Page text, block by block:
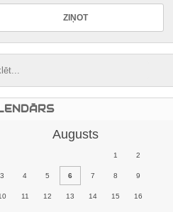
Augusts
1 2
3 4 5 6 7 8 9
11 12 13 14 15 16